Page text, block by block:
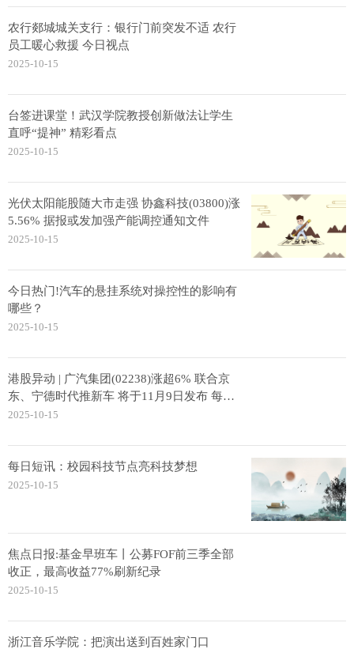
农行郯城城关支行：银行门前突发不适 农行
员工暖心救援 今日视点
2025-10-15
台签进课堂！武汉学院教授创新做法让学生
直呼“提神” 精彩看点
2025-10-15
光伏太阳能股随大市走强 协鑫科技(03800)涨
5.56% 据报或发加强产能调控通知文件
2025-10-15
今日热门!汽车的悬挂系统对操控性的影响有
哪些？
2025-10-15
港股异动 | 广汽集团(02238)涨超6% 联合京
东、宁德时代推新车 将于11月9日发布 每日
快讯
2025-10-15
每日短讯：校园科技节点亮科技梦想
2025-10-15
焦点日报:基金早班车丨公募FOF前三季全部
收正，最高收益77%刷新纪录
2025-10-15
浙江音乐学院：把演出送到百姓家门口